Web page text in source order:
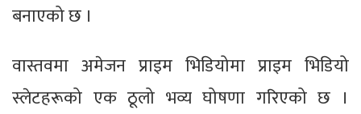
बनाएको छ ।
वास्तवमा अमेजन प्राइम भिडियोमा प्राइम भिडियो
स्लेटहरूको एक ठूलो भव्य घोषणा गरिएको छ ।